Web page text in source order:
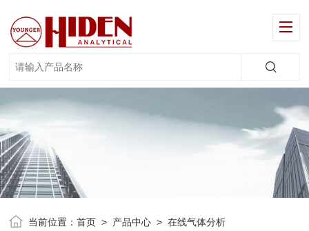
当前位置：首页 > 产品中心 > 在线气体分析